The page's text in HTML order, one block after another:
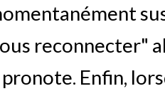
reconnecter"
Enfin,